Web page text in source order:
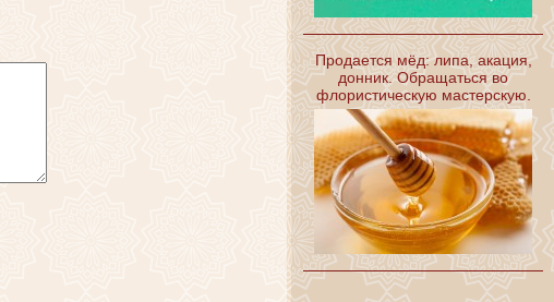
Продается мёд: липа, акация,
донник. Обращаться во
флористическую мастерскую.